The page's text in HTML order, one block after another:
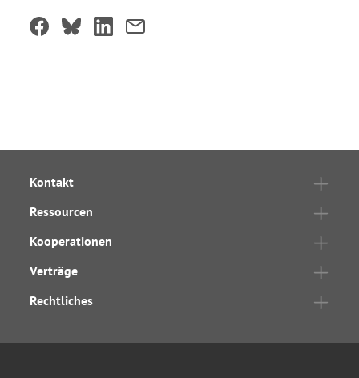
Kontakt
Ressourcen
Kooperationen
Verträge
Rechtliches